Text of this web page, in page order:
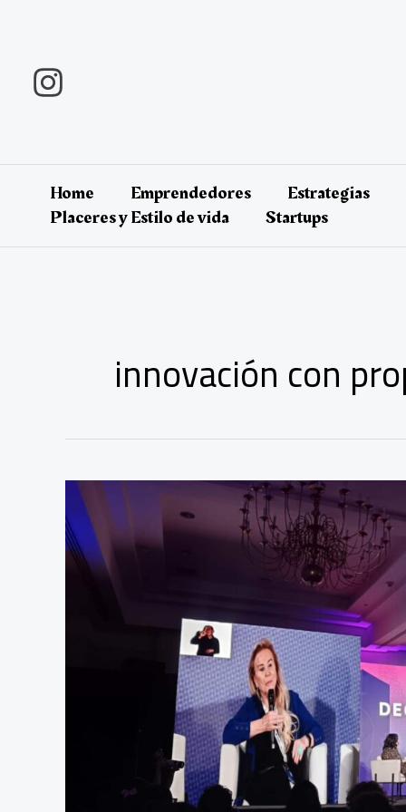
contenido
Home Emprendedores Estrategias
Placeres y Estilo de vida
Startups
innovación con